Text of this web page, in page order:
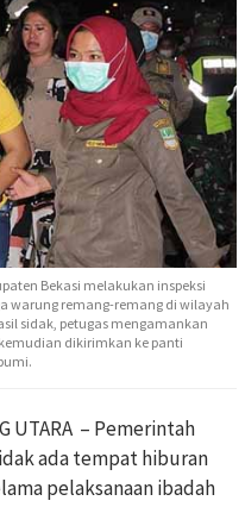
Bekasi melakukan inspeksi
warung remang-remang di wilayah
sidak, petugas mengamankan
kemudian dikirimkan ke panti
UTARA – Pemerintah
ada tempat hiburan
pelaksanaan ibadah